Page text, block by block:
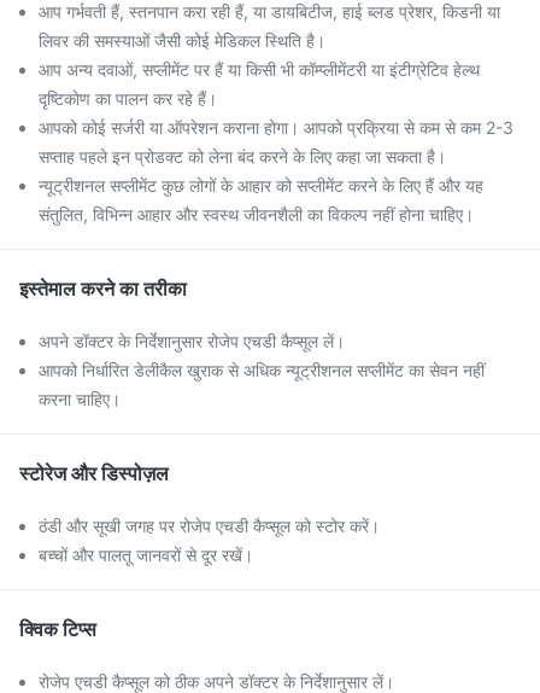
आप गर्भवती हैं, स्तनपान करा रही हैं, या डायबिटीज, हाई ब्लड प्रेशर, किडनी या
लिवर की समस्याओं जैसी कोई मेडिकल स्थिति है।
आप अन्य दवाओं, सप्लीमेंट पर हैं या किसी भी कॉम्प्लीमेंटरी या इंटीग्रेटिव हेल्थ
दृष्टिकोण का पालन कर रहे हैं।
आपको कोई सर्जरी या ऑपरेशन कराना होगा। आपको प्रक्रिया से कम से कम 2-3
सप्ताह पहले इन प्रोडक्ट को लेना बंद करने के लिए कहा जा सकता है।
न्यूट्रीशनल सप्लीमेंट कुछ लोगों के आहार को सप्लीमेंट करने के लिए हैं और यह
संतुलित, विभिन्न आहार और स्वस्थ जीवनशैली का विकल्प नहीं होना चाहिए।
इस्तेमाल करने का तरीका
अपने डॉक्टर के निर्देशानुसार रोजेप एचडी कैप्सूल लें।
आपको निर्धारित डेलीकैल खुराक से अधिक न्यूट्रीशनल सप्लीमेंट का सेवन नहीं
करना चाहिए।
स्टोरेज और डिस्पोज़ल
ठंडी और सूखी जगह पर रोजेप एचडी कैप्सूल को स्टोर करें।
बच्चों और पालतू जानवरों से दूर रखें।
क्विक टिप्स
रोजेप एचडी कैप्सूल को ठीक अपने डॉक्टर के निर्देशानुसार लें।